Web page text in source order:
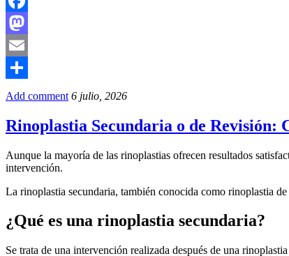
Facebook
Mastodon
Email
Compartir
Add comment 6 julio, 2026
Rinoplastia Secundaria o de Revisión:
Aunque la mayoría de las rinoplastias ofrecen resultados
intervención.
La rinoplastia secundaria, también conocida como rinoplastia
¿Qué es una rinoplastia secundaria?
Se trata de una intervención realizada después de una